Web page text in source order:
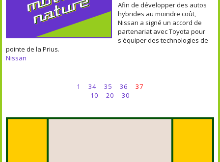
Afin de développer des autos
hybrides au moindre coût,
Nissan a signé un accord de
partenariat avec Toyota pour
s'équiper des technologies de
pointe de la Prius.
Nissan
1 34 35 36
37
10
20 30